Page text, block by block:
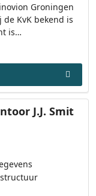
Groningen
KvK bekend is
is…
J.J. Smit